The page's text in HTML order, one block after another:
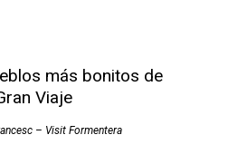
– Visit Formentera